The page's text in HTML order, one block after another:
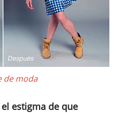
de moda
estigma de que